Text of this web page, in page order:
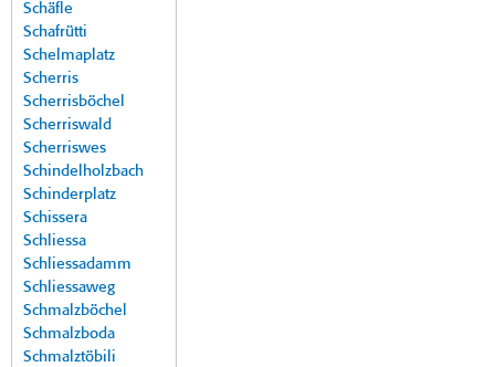
Schäfle
Schafrütti
Schelmaplatz
Scherris
Scherrisböchel
Scherriswald
Scherriswes
Schindelholzbach
Schinderplatz
Schissera
Schliessa
Schliessadamm
Schliessaweg
Schmalzböchel
Schmalzboda
Schmalztöbili